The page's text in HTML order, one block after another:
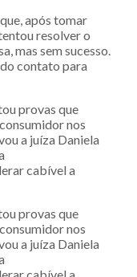
após tomar
resolver o
mas sem sucesso.
contato para
provas que
nos
a juíza Daniela
cabível a
provas que
nos
a juíza Daniela
cabível a